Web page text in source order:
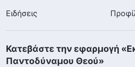
Ειδήσεις
Κατεβάστε την εφαρμογή
Παντοδύναμου Θεού»